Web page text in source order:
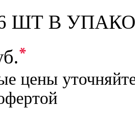
ШТ В
*
цены